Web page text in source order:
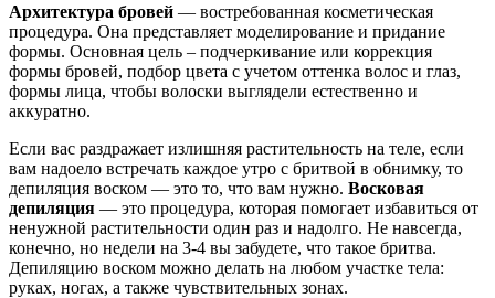
Архитектура бровей — востребованная косметическая
процедура. Она представляет моделирование и придание
формы. Основная цель – подчеркивание или коррекция
формы бровей, подбор цвета с учетом оттенка волос и глаз,
формы лица, чтобы волоски выглядели естественно и
аккуратно.
Если вас раздражает излишняя растительность на теле, если
вам надоело встречать каждое утро с бритвой в обнимку, то
депиляция воском — это то, что вам нужно. Восковая
депиляция — это процедура, которая помогает избавиться от
ненужной растительности один раз и надолго. Не навсегда,
конечно, но недели на 3-4 вы забудете, что такое бритва.
Депиляцию воском можно делать на любом участке тела:
руках, ногах, а также чувствительных зонах.